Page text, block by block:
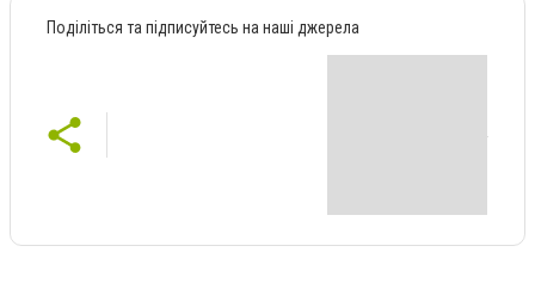
Поділіться та підписуйтесь на наші джерела